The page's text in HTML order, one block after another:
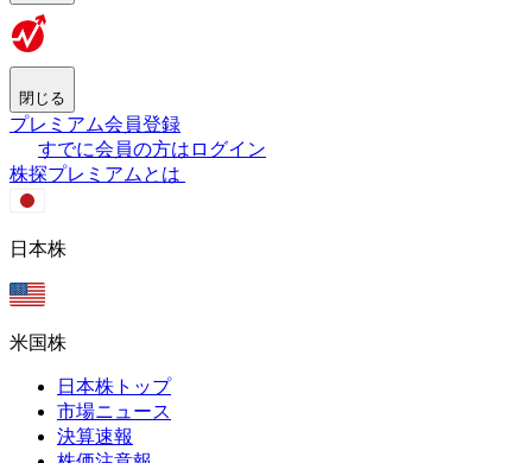
閉じる
プレミアム会員登録
すでに会員の方はログイン
株探プレミアムとは
日本株
米国株
日本株トップ
市場ニュース
決算速報